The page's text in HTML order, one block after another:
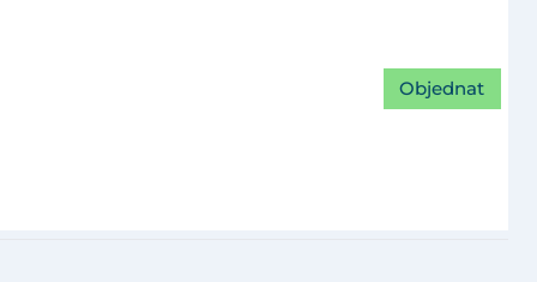
Objednat